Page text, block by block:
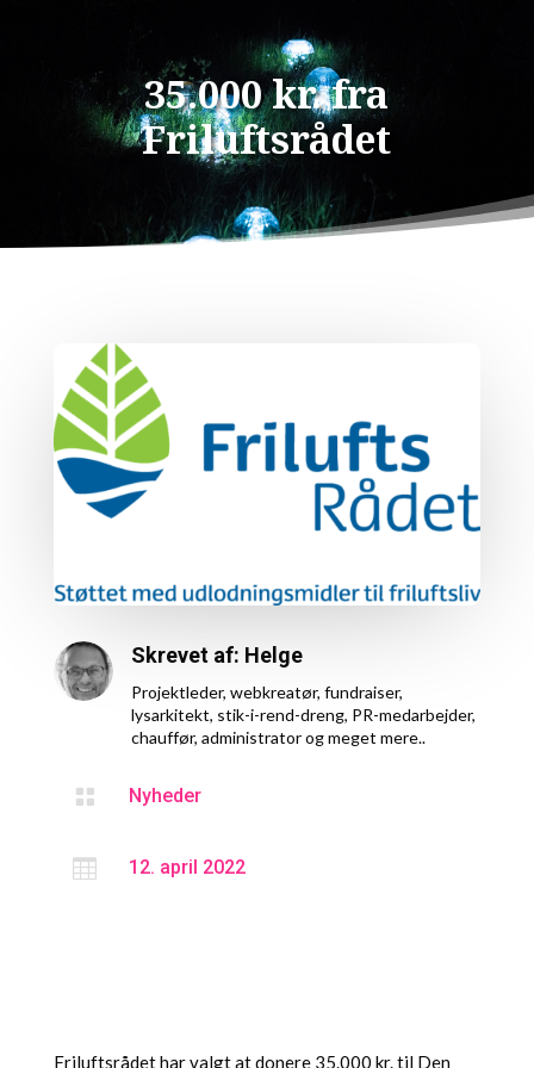
35.000 kr. fra
Friluftsrådet
Skrevet af: Helge
Projektleder, webkreatør, fundraiser,
lysarkitekt, stik-i-rend-dreng, PR-medarbejder,
chauffør, administrator og meget mere..
 Nyheder
 12. april 2022
Fril­ufts­rå­det har valgt at done­re 35.000 kr. til Den